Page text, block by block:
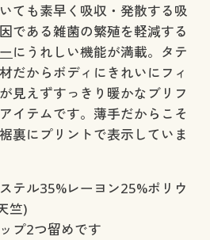
ても素早く吸収・発散する吸
である雑菌の繁殖を軽減する
にうれしい機能が満載。タテ
だからボディにきれいにフィ
見えずすっきり暖かなブリフ
イテムです。薄手だからこそ
裏にプリントで表示していま
テル35%レーヨン25%ポリウ
竺)
プ2つ留めです